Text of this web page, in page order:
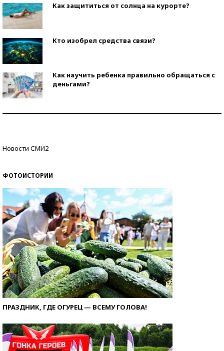
Как защититься от солнца на курорте?
Кто изобрел средства связи?
Как научить ребенка правильно обращаться с
деньгами?
Новости СМИ2
ФОТОИСТОРИИ
ПРАЗДНИК, ГДЕ ОГУРЕЦ — ВСЕМУ ГОЛОВА!